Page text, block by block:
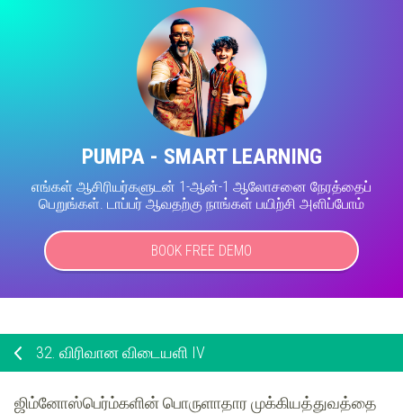
PUMPA - SMART LEARNING
எங்கள் ஆசிரியர்களுடன் 1-ஆன்-1 ஆலோசனை நேரத்தைப்
பெறுங்கள். டாப்பர் ஆவதற்கு நாங்கள் பயிற்சி அளிப்போம்
BOOK FREE DEMO
32. விரிவான விடையளி IV
ஜிம்னோஸ்பெர்ம்களின் பொருளாதார முக்கியத்துவத்தை